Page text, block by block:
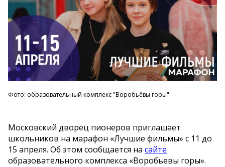
Фото: образовательный комплекс "Воробьёвы горы"
Московский дворец пионеров приглашает
школьников на марафон «Лучшие фильмы» с 11 до
15 апреля. Об этом сообщается на сайте
образовательного комплекса «Воробьевы горы».